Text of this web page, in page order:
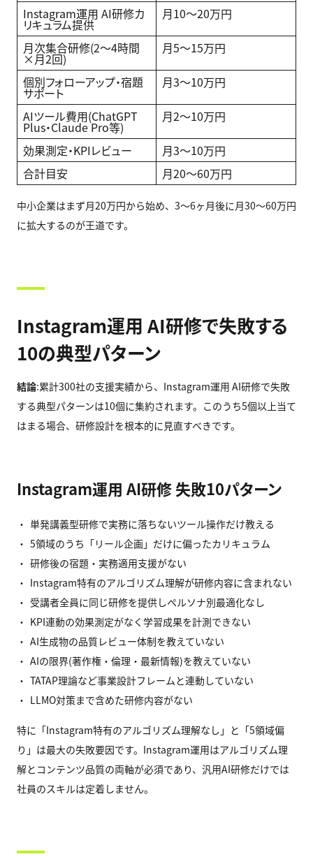
Instagram運用 AI研修カ
リキュラム提供
月10〜20万円
月次集合研修(2〜4時間
×月2回)
月5〜15万円
個別フォローアップ・宿題
サポート
月3〜10万円
AIツール費用(ChatGPT
Plus・Claude Pro等)
月2〜10万円
効果測定・KPIレビュー
月3〜10万円
合計目安
月20〜60万円
中小企業はまず月20万円から始め、3〜6ヶ月後に月30〜60万円
に拡大するのが王道です。
Instagram運用 AI研修で失敗する
10の典型パターン
結論:累計300社の支援実績から、Instagram運用 AI研修で失敗
する典型パターンは10個に集約されます。このうち5個以上当て
はまる場合、研修設計を根本的に見直すべきです。
Instagram運用 AI研修 失敗10パターン
単発講義型研修で実務に落ちないツール操作だけ教える
5領域のうち「リール企画」だけに偏ったカリキュラム
研修後の宿題・実務適用支援がない
Instagram特有のアルゴリズム理解が研修内容に含まれない
受講者全員に同じ研修を提供しペルソナ別最適化なし
KPI連動の効果測定がなく学習成果を計測できない
AI生成物の品質レビュー体制を教えていない
AIの限界(著作権・倫理・最新情報)を教えていない
TATAP理論など事業設計フレームと連動していない
LLMO対策まで含めた研修内容がない
特に「Instagram特有のアルゴリズム理解なし」と「5領域偏
り」は最大の失敗要因です。Instagram運用はアルゴリズム理
解とコンテンツ品質の両軸が必須であり、汎用AI研修だけでは
社員のスキルは定着しません。